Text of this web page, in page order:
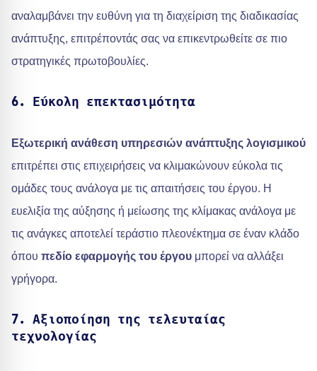
αναλαμβάνει την ευθύνη για τη διαχείριση της διαδικασίας
ανάπτυξης, επιτρέποντάς σας να επικεντρωθείτε σε πιο
στρατηγικές πρωτοβουλίες.
6. Εύκολη επεκτασιμότητα
Εξωτερική ανάθεση υπηρεσιών ανάπτυξης λογισμικού
επιτρέπει στις επιχειρήσεις να κλιμακώνουν εύκολα τις
ομάδες τους ανάλογα με τις απαιτήσεις του έργου. Η
ευελιξία της αύξησης ή μείωσης της κλίμακας ανάλογα με
τις ανάγκες αποτελεί τεράστιο πλεονέκτημα σε έναν κλάδο
όπου πεδίο εφαρμογής του έργου μπορεί να αλλάξει
γρήγορα.
7. Αξιοποίηση της τελευταίας
τεχνολογίας